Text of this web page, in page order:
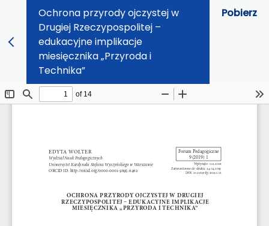
Ochrona przyrody ojczystej w
Drugiej Rzeczypospolitej –
edukacyjne implikacje
miesięcznika „Przyroda i
Technika”
Pobierz